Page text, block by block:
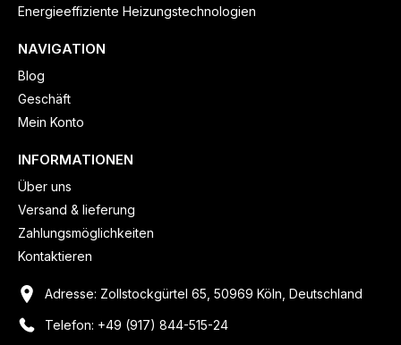
Energieeffiziente Heizungstechnologien
NAVIGATION
Blog
Geschäft
Mein Konto
INFORMATIONEN
Über uns
Versand & lieferung
Zahlungsmöglichkeiten
Kontaktieren
Adresse: Zollstockgürtel 65, 50969 Köln, Deutschland
Telefon: +49 (917) 844-515-24